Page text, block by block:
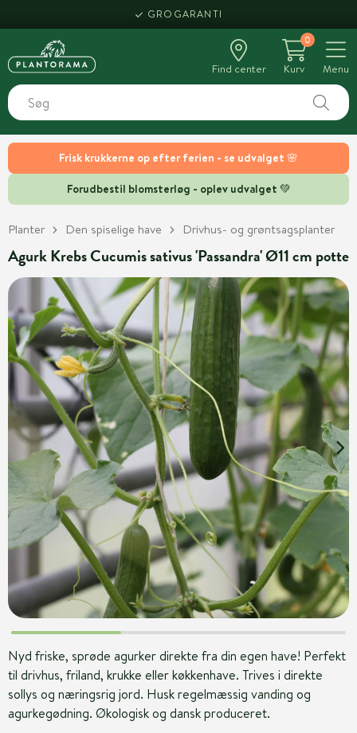
Frisk krukkerne op efter ferien - se udvalget 🌸
Forudbestil blomsterløg - oplev udvalget 💚
GROGARANTI
Find center
0
Kurv
Menu
Planter Den spiselige have Drivhus- og grøntsagsplanter
Agurk Krebs Cucumis sativus 'Passandra' Ø11 cm potte
Nyd friske, sprøde agurker direkte fra din egen have! Perfekt
til drivhus, friland, krukke eller køkkenhave. Trives i direkte
sollys og næringsrig jord. Husk regelmæssig vanding og
agurkegødning. Økologisk og dansk produceret.